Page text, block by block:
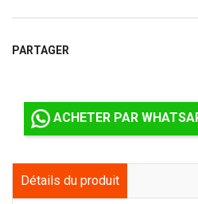
PARTAGER
ACHETER PAR
Détails du produit